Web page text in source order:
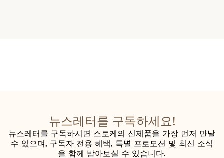
뉴스레터를 구독하세요!
뉴스레터를 구독하시면 스토케의 신제품을 가장 먼저 만날
수 있으며, 구독자 전용 혜택, 특별 프로모션 및 최신 소식
을 함께 받아보실 수 있습니다.